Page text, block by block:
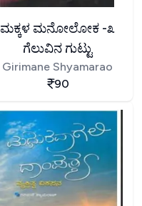
ಮಕ್ಕಳ ಮನೋಲೋಕ -೩
ಗೆಲುವಿನ ಗುಟ್ಟು
Girimane Shyamarao
90